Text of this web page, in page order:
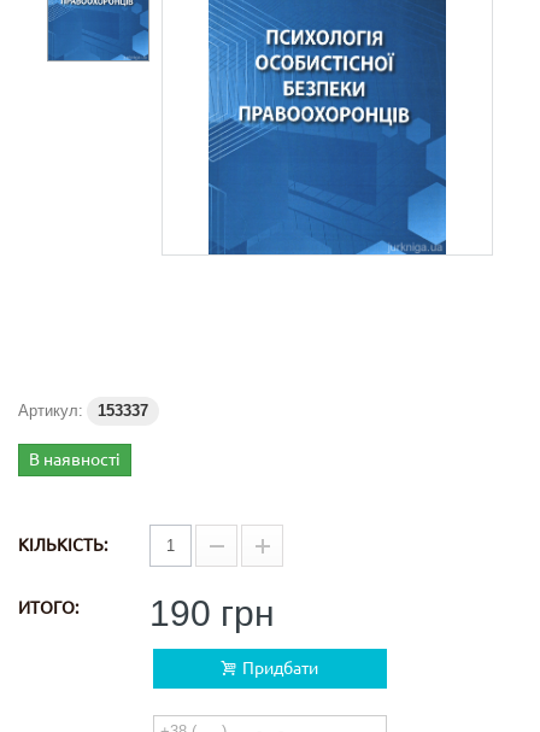
Артикул: 153337
В наявності
КІЛЬКІСТЬ:
ИТОГО: 190 грн
Придбати